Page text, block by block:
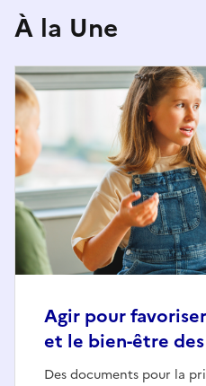
À la Une
Agir pour
et le bien-être
Des documents pour la